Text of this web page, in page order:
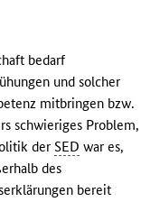
bedarf
und solcher
mitbringen bzw.
schwieriges Problem,
derSED war es,
des
bereit